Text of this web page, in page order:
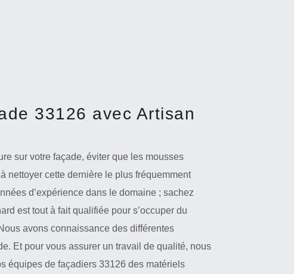
33126 avec Artisan
sur votre façade, éviter que les mousses
nettoyer cette dernière le plus fréquemment
d’expérience dans le domaine ; sachez
est tout à fait qualifiée pour s’occuper du
avons connaissance des différentes
Et pour vous assurer un travail de qualité, nous
équipes de façadiers 33126 des matériels